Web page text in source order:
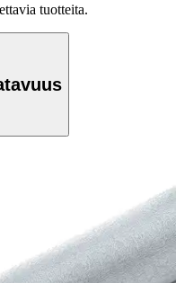
tuotteita.
on 9 m ja leveys 36 cm.